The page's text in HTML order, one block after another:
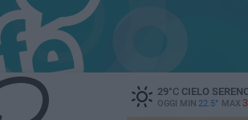
29°CCIELO
OGGI MIN 22.5° MAX